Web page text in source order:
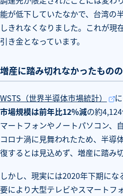
能が低下していたなかで、台湾の
しきれなくなりました。これが現
引き金となっています。
増産に踏み切れなかったもの
WSTS（世界半導体市場統計）
市場規模は前年比12％減の約
マートフォンやノートパソコン、
コロナ渦に見舞われたため、半導
復するとは見込めず、増産に踏み
しかし、現実には2020年下期に
要により大型テレビやスマートフ